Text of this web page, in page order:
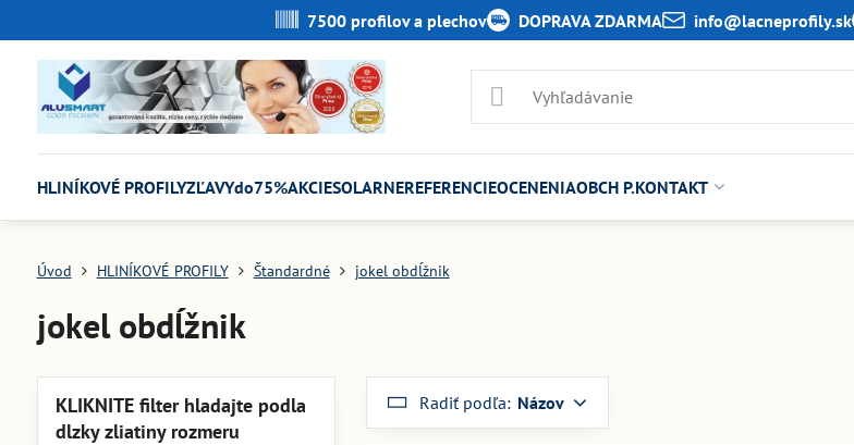
7500 profilov a plechov DOPRAVA ZDARMA info​@lacneprofily​.sk
HLINÍKOVÉ PROFILYZĽAVYdo75%AKCIESOLARNEREFERENCIEOCENENIAOBCH P.KONTAKT
Úvod HLINÍKOVÉ PROFILY Štandardné jokel obdĺžnik
jokel obdĺžnik
Radiť podľa: Názov
KLIKNITE filter hladajte podla
dlzky zliatiny rozmeru